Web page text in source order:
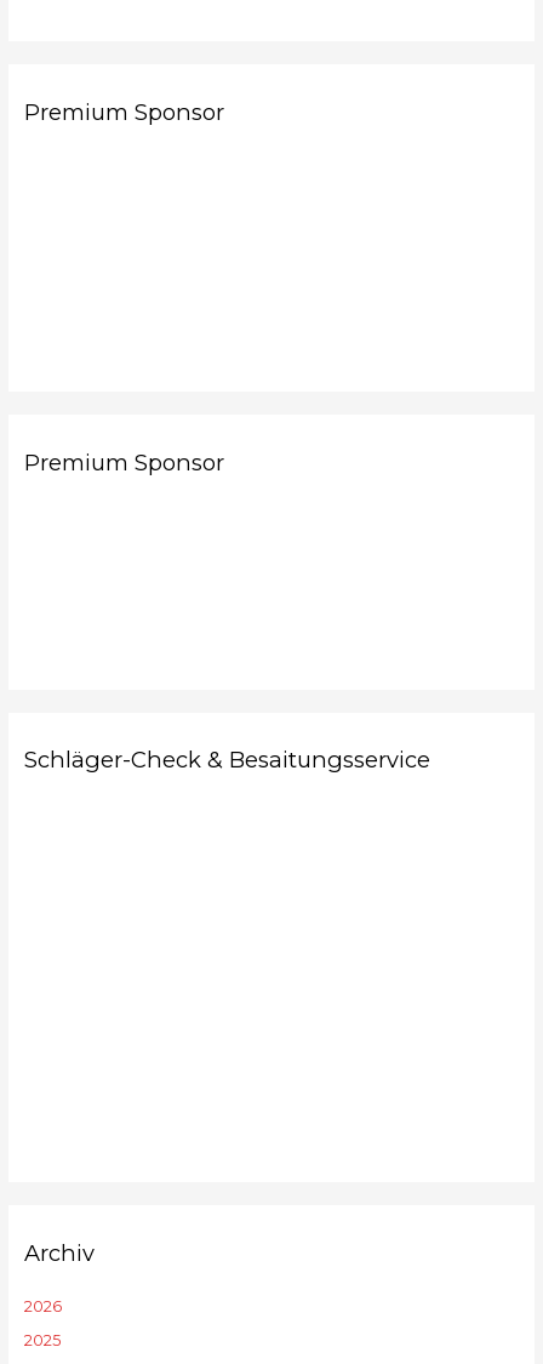
Premium Sponsor
Premium Sponsor
Schläger-Check & Besaitungsservice
Archiv
2026
2025